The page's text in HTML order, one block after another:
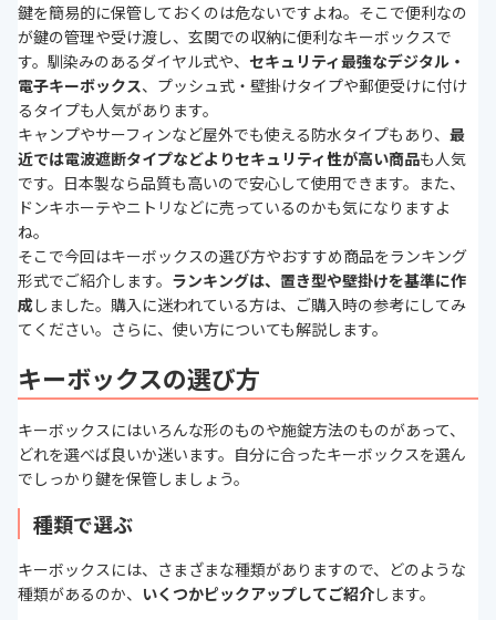
鍵を簡易的に保管しておくのは危ないですよね。そこで便利なの
が鍵の管理や受け渡し、玄関での収納に便利なキーボックスで
す。馴染みのあるダイヤル式や、 セキュリティ最強なデジタル・
電子キーボックス、プッシュ式・壁掛けタイプや郵便受けに付け
るタイプも人気があります。
キャンプやサーフィンなど屋外でも使える防水タイプもあり、 最
近では電波遮断タイプなどよりセキュリティ性が高い商品も人気
です。日本製なら品質も高いので安心して使用できます。また、
ドンキホーテやニトリなどに売っているのかも気になりますよ
ね。
そこで今回はキーボックスの選び方やおすすめ商品をランキング
形式でご紹介します。 ランキングは、置き型や壁掛けを基準に作
成しました。購入に迷われている方は、ご購入時の参考にしてみ
てください。さらに、使い方についても解説します。
キーボックスの選び方
キーボックスにはいろんな形のものや施錠方法のものがあって、
どれを選べば良いか迷います。自分に合ったキーボックスを選ん
でしっかり鍵を保管しましょう。
種類で選ぶ
キーボックスには、さまざまな種類がありますので、どのような
種類があるのか、 いくつかピックアップしてご紹介します。